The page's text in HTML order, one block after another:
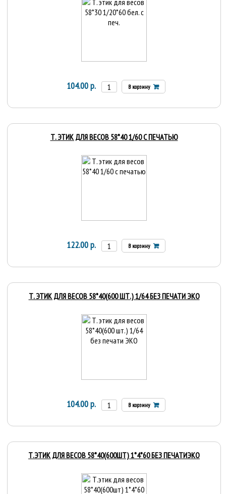
104.00 р. В корзину
Т. ЭТИК ДЛЯ ВЕСОВ 58*40 1/60 С ПЕЧАТЬЮ
122.00 р. В корзину
Т. ЭТИК ДЛЯ ВЕСОВ 58*40(600 ШТ.) 1/64 БЕЗ ПЕЧАТИ ЭКО
104.00 р. В корзину
Т.ЭТИК ДЛЯ ВЕСОВ 58*40(600ШТ) 1*4*60 БЕЗ ПЕЧАТИЭКО